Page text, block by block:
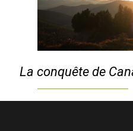
La conquête de